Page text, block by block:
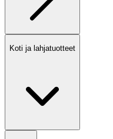
Koti ja lahjatuotteet